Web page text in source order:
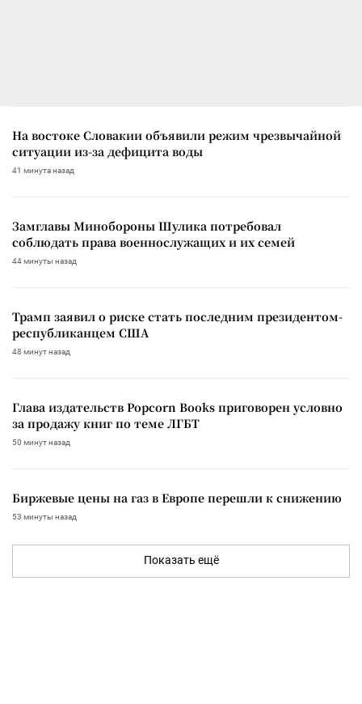
На востоке Словакии объявили режим чрезвычайной
ситуации из-за дефицита воды
41 минута назад
Замглавы Минобороны Шулика потребовал
соблюдать права военнослужащих и их семей
44 минуты назад
Трамп заявил о риске стать последним президентом-
республиканцем США
48 минут назад
Глава издательств Popcorn Books приговорен условно
за продажу книг по теме ЛГБТ
50 минут назад
Биржевые цены на газ в Европе перешли к снижению
53 минуты назад
Показать ещё